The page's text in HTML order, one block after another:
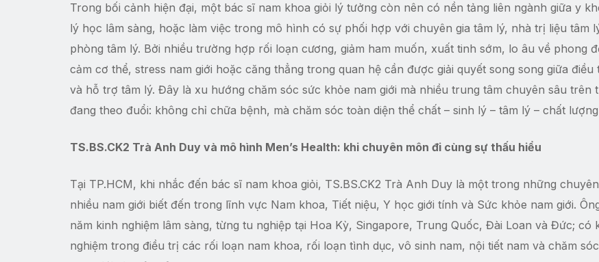
Trong bối cảnh hiện đại, một bác sĩ nam khoa giỏi lý tưởng còn nên có nền tảng liên ngành giữa y
lý học lâm sàng, hoặc làm việc trong mô hình có sự phối hợp với chuyên gia tâm lý, nhà trị liệu tâm
phòng tâm lý. Bởi nhiều trường hợp rối loạn cương, giảm ham muốn, xuất tinh sớm, lo âu về phong
cảm cơ thể, stress nam giới hoặc căng thẳng trong quan hệ cần được giải quyết song song giữa điều
và hỗ trợ tâm lý. Đây là xu hướng chăm sóc sức khỏe nam giới mà nhiều trung tâm chuyên sâu trên
đang theo đuổi: không chỉ chữa bệnh, mà chăm sóc toàn diện thể chất – sinh lý – tâm lý – chất
TS.BS.CK2 Trà Anh Duy và mô hình Men’s Health: khi chuyên môn đi cùng sự thấu hiểu
Tại TP.HCM, khi nhắc đến bác sĩ nam khoa giỏi, TS.BS.CK2 Trà Anh Duy là một trong những
nhiều nam giới biết đến trong lĩnh vực Nam khoa, Tiết niệu, Y học giới tính và Sức khỏe nam giới.
năm kinh nghiệm lâm sàng, từng tu nghiệp tại Hoa Kỳ, Singapore, Trung Quốc, Đài Loan và Đức; có
nghiệm trong điều trị các rối loạn nam khoa, rối loạn tình dục, vô sinh nam, nội tiết nam và chăm